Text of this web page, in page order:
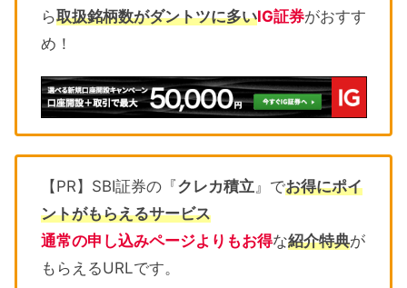
ら取扱銘柄数がダントツに多いIG証券がおすす
め！
【PR】SBI証券の『クレカ積立』でお得にポイ
ントがもらえるサービス
通常の申し込みページよりもお得な紹介特典が
もらえるURLです。